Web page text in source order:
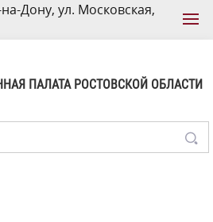
Дону, ул. Московская,
ПАЛАТА РОСТОВСКОЙ ОБЛАСТИ